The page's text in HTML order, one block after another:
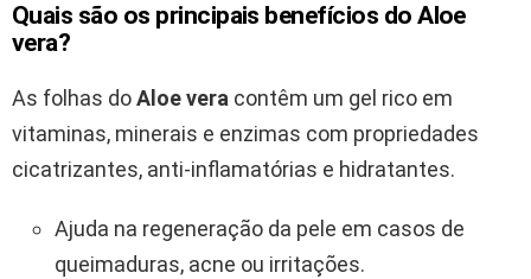
Quais são os principais benefícios do Aloe
vera?
As folhas doAloe vera contêm um gel rico em
vitaminas, minerais e enzimas com propriedades
cicatrizantes, anti-inflamatórias e hidratantes.
Ajuda na regeneração da pele em casos de
queimaduras, acne ou irritações.